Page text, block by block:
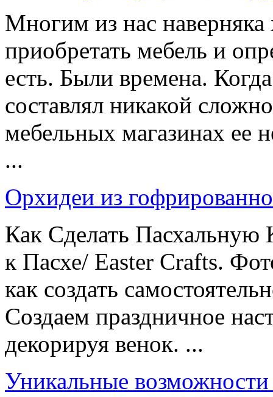
Многим из нас наверняка
приобретать мебель и
есть. Были времена.
составлял никакой
мебельных магазинах ее
...
Орхидеи из
Как Сделать
к Пасхе/ Easter Crafts.
как создать
Создаем праздничное
декорируя венок. ...
Уникальные возможности